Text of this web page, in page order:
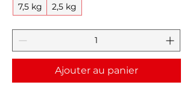
7,5 kg 2,5 kg
Ajouter au panier